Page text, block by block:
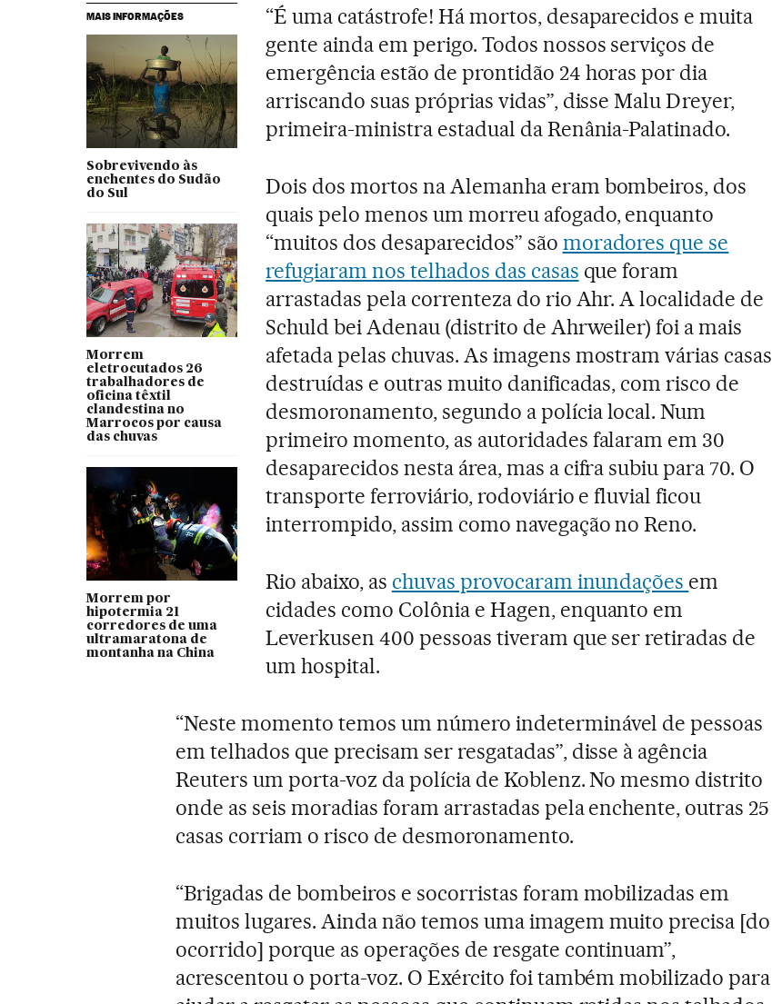
MAIS INFORMAÇÕES
Sobrevivendo às
enchentes do Sudão
do Sul
Morrem
eletrocutados 26
trabalhadores de
oficina têxtil
clandestina no
Marrocos por causa
das chuvas
Morrem por
hipotermia 21
corredores de uma
ultramaratona de
montanha na China
“É uma catástrofe! Há mortos, desaparecidos e muita
gente ainda em perigo. Todos nossos serviços de
emergência estão de prontidão 24 horas por dia
arriscando suas próprias vidas”, disse Malu Dreyer,
primeira-ministra estadual da Renânia-Palatinado.
Dois dos mortos na Alemanha eram bombeiros, dos
quais pelo menos um morreu afogado, enquanto
“muitos dos desaparecidos” são moradores que se
refugiaram nos telhados das casas que foram
arrastadas pela correnteza do rio Ahr. A localidade de
Schuld bei Adenau (distrito de Ahrweiler) foi a mais
afetada pelas chuvas. As imagens mostram várias casas
destruídas e outras muito danificadas, com risco de
desmoronamento, segundo a polícia local. Num
primeiro momento, as autoridades falaram em 30
desaparecidos nesta área, mas a cifra subiu para 70. O
transporte ferroviário, rodoviário e fluvial ficou
interrompido, assim como navegação no Reno.
Rio abaixo, as chuvas provocaram inundações em
cidades como Colônia e Hagen, enquanto em
Leverkusen 400 pessoas tiveram que ser retiradas de
um hospital.
“Neste momento temos um número indeterminável de pessoas
em telhados que precisam ser resgatadas”, disse à agência
Reuters um porta-voz da polícia de Koblenz. No mesmo distrito
onde as seis moradias foram arrastadas pela enchente, outras 25
casas corriam o risco de desmoronamento.
“Brigadas de bombeiros e socorristas foram mobilizadas em
muitos lugares. Ainda não temos uma imagem muito precisa [do
ocorrido] porque as operações de resgate continuam”,
acrescentou o porta-voz. O Exército foi também mobilizado para